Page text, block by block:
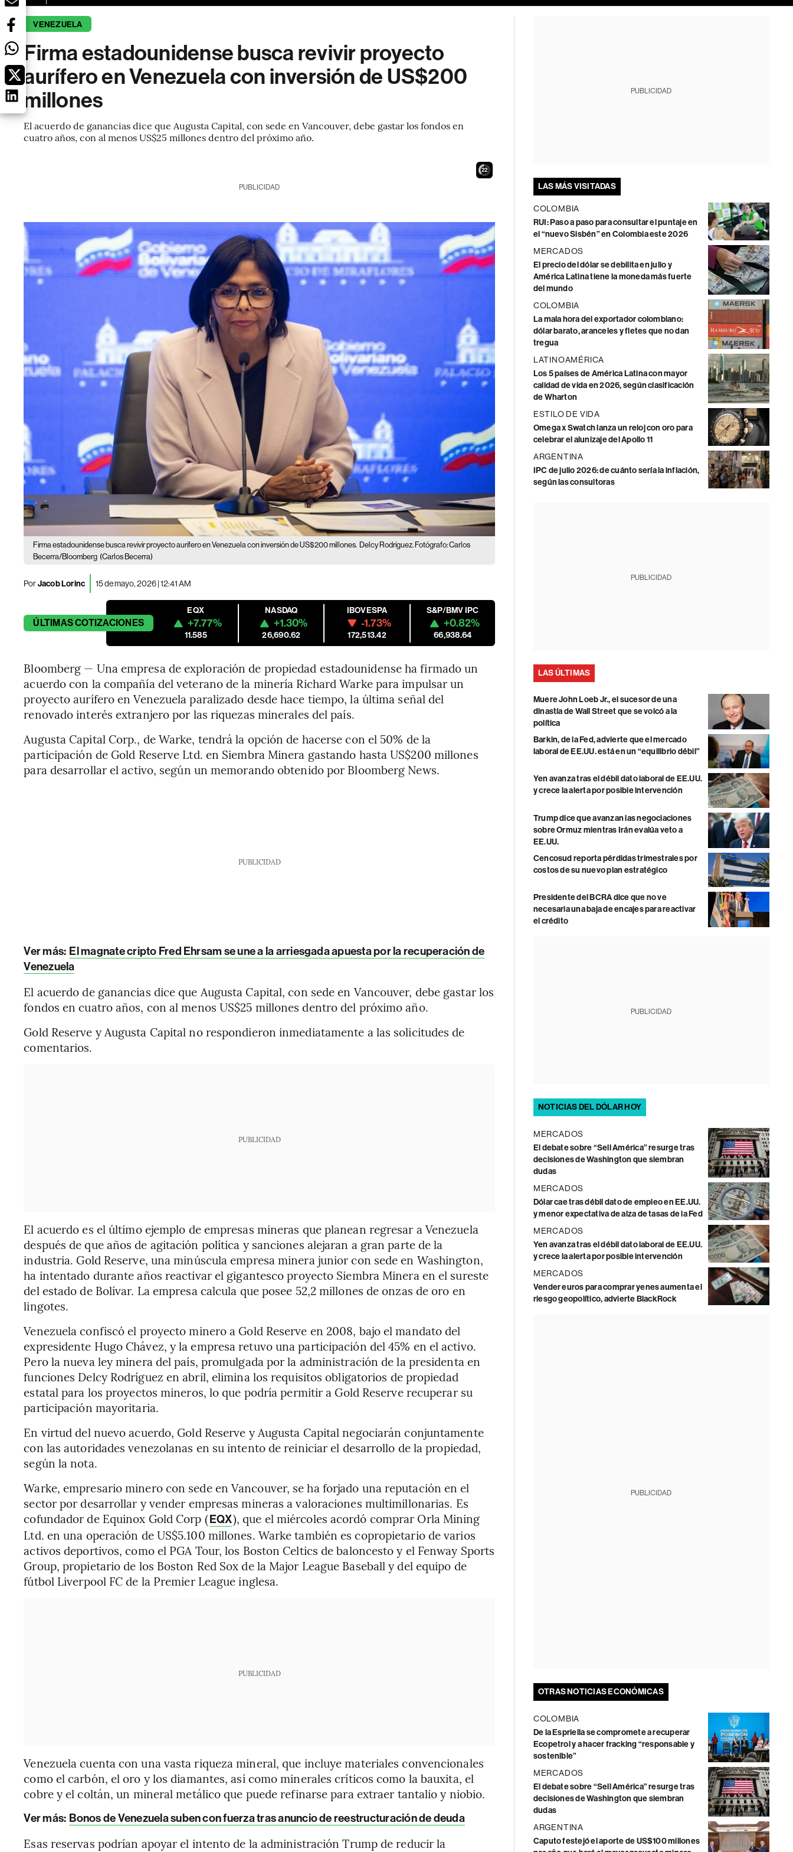
VENEZUELA
Firma estadounidense busca revivir proyecto
aurífero en Venezuela con inversión de US$200
millones
El acuerdo de ganancias dice que Augusta Capital, con sede en Vancouver, debe gastar los fondos en
cuatro años, con al menos US$25 millones dentro del próximo año.
21
PUBLICIDAD
Firma estadounidense busca revivir proyecto aurífero en Venezuela con inversión de US$200 millones. Delcy Rodríguez. Fotógrafo: Carlos
Becerra/Bloomberg (Carlos Becerra)
PorJacob Lorinc 15 de mayo, 2026 | 12:41 AM
ÚLTIMASCOTIZACIONES
EQX
+7.77%
11.585
NASDAQ
+1.30%
26,690.62
IBOVESPA
-1.73%
172,513.42
S&P/BMV IPC
+0.82%
66,938.64
Bloomberg — Una empresa de exploración de propiedad estadounidense ha firmado un
acuerdo con la compañía del veterano de la minería Richard Warke para impulsar un
proyecto aurífero en Venezuela paralizado desde hace tiempo, la última señal del
renovado interés extranjero por las riquezas minerales del país.
Augusta Capital Corp., de Warke, tendrá la opción de hacerse con el 50% de la
participación de Gold Reserve Ltd. en Siembra Minera gastando hasta US$200 millones
para desarrollar el activo, según un memorando obtenido por Bloomberg News.
PUBLICIDAD
Ver más: El magnate cripto Fred Ehrsam se une a la arriesgada apuesta por la recuperación de
Venezuela
El acuerdo de ganancias dice que Augusta Capital, con sede en Vancouver, debe gastar los
fondos en cuatro años, con al menos US$25 millones dentro del próximo año.
Gold Reserve y Augusta Capital no respondieron inmediatamente a las solicitudes de
comentarios.
PUBLICIDAD
El acuerdo es el último ejemplo de empresas mineras que planean regresar a Venezuela
después de que años de agitación política y sanciones alejaran a gran parte de la
industria. Gold Reserve, una minúscula empresa minera junior con sede en Washington,
ha intentado durante años reactivar el gigantesco proyecto Siembra Minera en el sureste
del estado de Bolívar. La empresa calcula que posee 52,2 millones de onzas de oro en
lingotes.
Venezuela confiscó el proyecto minero a Gold Reserve en 2008, bajo el mandato del
expresidente Hugo Chávez, y la empresa retuvo una participación del 45% en el activo.
Pero la nueva ley minera del país, promulgada por la administración de la presidenta en
funciones Delcy Rodríguez en abril, elimina los requisitos obligatorios de propiedad
estatal para los proyectos mineros, lo que podría permitir a Gold Reserve recuperar su
participación mayoritaria.
En virtud del nuevo acuerdo, Gold Reserve y Augusta Capital negociarán conjuntamente
con las autoridades venezolanas en su intento de reiniciar el desarrollo de la propiedad,
según la nota.
Warke, empresario minero con sede en Vancouver, se ha forjado una reputación en el
sector por desarrollar y vender empresas mineras a valoraciones multimillonarias. Es
cofundador de Equinox Gold Corp (EQX), que el miércoles acordó comprar Orla Mining
Ltd. en una operación de US$5.100 millones. Warke también es copropietario de varios
activos deportivos, como el PGA Tour, los Boston Celtics de baloncesto y el Fenway Sports
Group, propietario de los Boston Red Sox de la Major League Baseball y del equipo de
fútbol Liverpool FC de la Premier League inglesa.
PUBLICIDAD
Venezuela cuenta con una vasta riqueza mineral, que incluye materiales convencionales
como el carbón, el oro y los diamantes, así como minerales críticos como la bauxita, el
cobre y el coltán, un mineral metálico que puede refinarse para extraer tantalio y niobio.
Ver más: Bonos de Venezuela suben con fuerza tras anuncio de reestructuración de deuda
Esas reservas podrían apoyar el intento de la administración Trump de reducir la
PUBLICIDAD
LAS MÁS VISITADAS
COLOMBIA
RUI: Paso a paso para consultar el puntaje en
el “nuevo Sisbén” en Colombia este 2026
MERCADOS
El precio del dólar se debilita en julio y
América Latina tiene la moneda más fuerte
del mundo
COLOMBIA
La mala hora del exportador colombiano:
dólar barato, aranceles y fletes que no dan
tregua
LATINOAMÉRICA
Los 5 países de América Latina con mayor
calidad de vida en 2026, según clasificación
de Wharton
ESTILO DE VIDA
Omega x Swatch lanza un reloj con oro para
celebrar el alunizaje del Apollo 11
ARGENTINA
IPC de julio 2026: de cuánto sería la inflación,
según las consultoras
PUBLICIDAD
LAS ÚLTIMAS
Muere John Loeb Jr., el sucesor de una
dinastía de Wall Street que se volcó a la
política
Barkin, de la Fed, advierte que el mercado
laboral de EE.UU. está en un “equilibrio débil”
Yen avanza tras el débil dato laboral de EE.UU.
y crece la alerta por posible intervención
Trump dice que avanzan las negociaciones
sobre Ormuz mientras Irán evalúa veto a
EE.UU.
Cencosud reporta pérdidas trimestrales por
costos de su nuevo plan estratégico
Presidente del BCRA dice que no ve
necesaria una baja de encajes para reactivar
el crédito
PUBLICIDAD
NOTICIAS DEL DÓLAR HOY
MERCADOS
El debate sobre “Sell América” resurge tras
decisiones de Washington que siembran
dudas
MERCADOS
Dólar cae tras débil dato de empleo en EE.UU.
y menor expectativa de alza de tasas de la Fed
MERCADOS
Yen avanza tras el débil dato laboral de EE.UU.
y crece la alerta por posible intervención
MERCADOS
Vender euros para comprar yenes aumenta el
riesgo geopolítico, advierte BlackRock
PUBLICIDAD
OTRAS NOTICIAS ECONÓMICAS
COLOMBIA
De la Espriella se compromete a recuperar
Ecopetrol y a hacer fracking “responsable y
sostenible”
MERCADOS
El debate sobre “Sell América” resurge tras
decisiones de Washington que siembran
dudas
ARGENTINA
Caputo festejó el aporte de US$100 millones